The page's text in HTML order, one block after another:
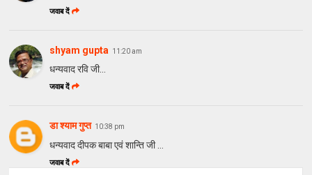
जवाब दें
shyam gupta 11:20 am
धन्यवाद रवि जी...
जवाब दें
डा श्याम गुप्त 10:38 pm
धन्यवाद दीपक बाबा एवं शान्ति जी ...
जवाब दें